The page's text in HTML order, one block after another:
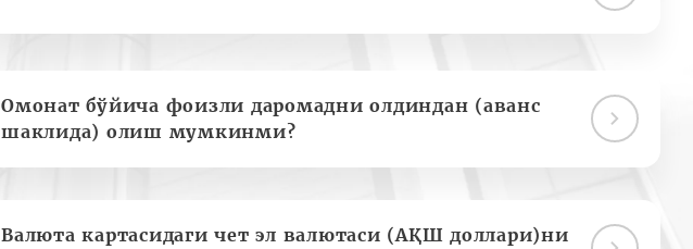
Омонат бўйича фоизли даромадни олдиндан (аванс
шаклида) олиш мумкинми?
Валюта картасидаги чет эл валютаси (АҚШ доллари)ни